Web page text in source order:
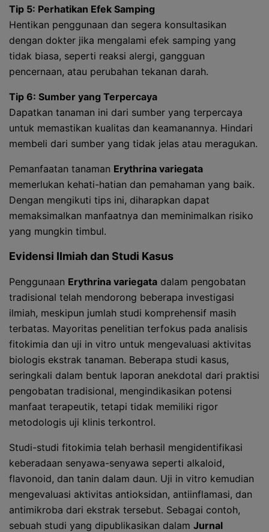
Tip 5: Perhatikan Efek Samping
Hentikan penggunaan dan segera konsultasikan
dengan dokter jika mengalami efek samping yang
tidak biasa, seperti reaksi alergi, gangguan
pencernaan, atau perubahan tekanan darah.
Tip 6: Sumber yang Terpercaya
Dapatkan tanaman ini dari sumber yang terpercaya
untuk memastikan kualitas dan keamanannya. Hindari
membeli dari sumber yang tidak jelas atau meragukan.
Pemanfaatan tanaman Erythrina variegata
memerlukan kehati-hatian dan pemahaman yang baik.
Dengan mengikuti tips ini, diharapkan dapat
memaksimalkan manfaatnya dan meminimalkan risiko
yang mungkin timbul.
Evidensi Ilmiah dan Studi Kasus
Penggunaan Erythrina variegata dalam pengobatan
tradisional telah mendorong beberapa investigasi
ilmiah, meskipun jumlah studi komprehensif masih
terbatas. Mayoritas penelitian terfokus pada analisis
fitokimia dan uji in vitro untuk mengevaluasi aktivitas
biologis ekstrak tanaman. Beberapa studi kasus,
seringkali dalam bentuk laporan anekdotal dari praktisi
pengobatan tradisional, mengindikasikan potensi
manfaat terapeutik, tetapi tidak memiliki rigor
metodologis uji klinis terkontrol.
Studi-studi fitokimia telah berhasil mengidentifikasi
keberadaan senyawa-senyawa seperti alkaloid,
flavonoid, dan tanin dalam daun. Uji in vitro kemudian
mengevaluasi aktivitas antioksidan, antiinflamasi, dan
antimikroba dari ekstrak tersebut. Sebagai contoh,
sebuah studi yang dipublikasikan dalam Jurnal